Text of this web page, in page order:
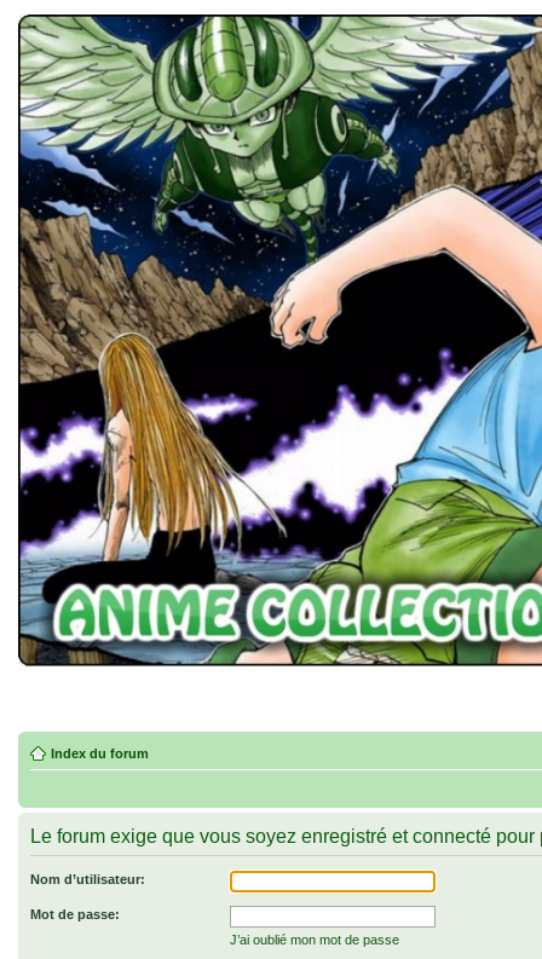
Index du forum
Le forum exige que vous soyez enregistré et connecté
Nom d’utilisateur:
Mot de passe:
J’ai oublié mon mot de passe